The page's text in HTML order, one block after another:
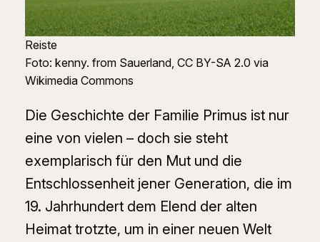
Reiste
Foto: kenny. from Sauerland, CC BY-SA 2.0 via
Wikimedia Commons
Die Geschichte der Familie Primus ist nur
eine von vielen – doch sie steht
exemplarisch für den Mut und die
Entschlossenheit jener Generation, die im
19. Jahrhundert dem Elend der alten
Heimat trotzte, um in einer neuen Welt